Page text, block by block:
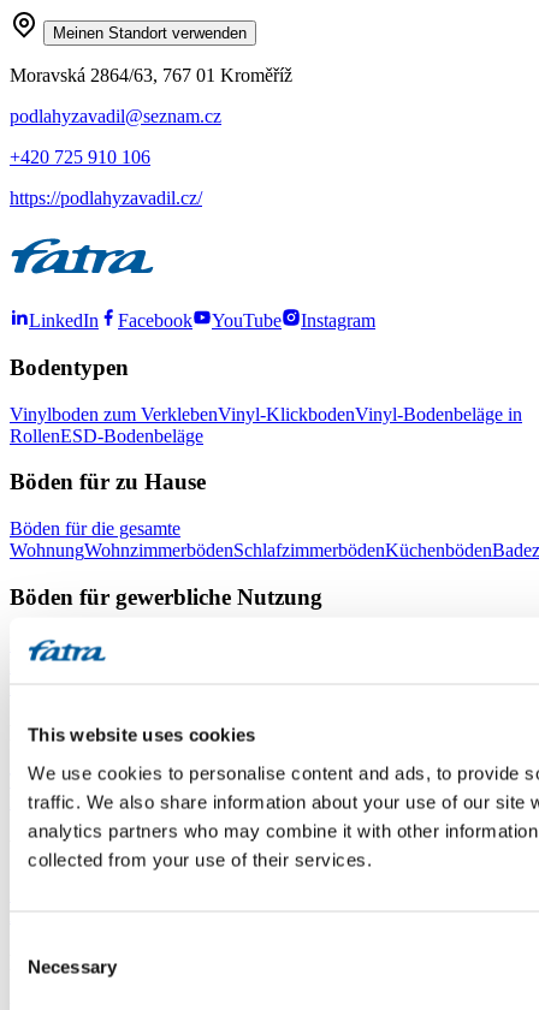
This website uses cookies
We use cookies to personalise content and ads, to provide
traffic. We also share information about your use of our site
analytics partners who may combine it with other
collected from your use of their services.
Selection
Necessary
Meinen Standort verwenden
Moravská 2864/63, 767 01 Kroměříž
podlahyzavadil@seznam.cz
+420 725 910 106
https://podlahyzavadil.cz/
LinkedIn Facebook YouTube Instagram
Bodentypen
Vinylboden zum VerklebenVinyl-KlickbodenVinyl-Bodenbeläge in
RollenESD-Bodenbeläge
Böden für zu Hause
Böden für die gesamte
WohnungWohnzimmerbödenSchlafzimmerbödenKüchenböden
Böden für gewerbliche Nutzung
BürobödenBöden für Schulen und Kindergärten
Krankenhäuser und Gesundheitseinrichtungen
Produktreihen
Thermofix PROMarilo FatraClickRS-clickNovoflor ExtraGaris
HSDElektrostatik
Wichtige Links
Fatra a.s.